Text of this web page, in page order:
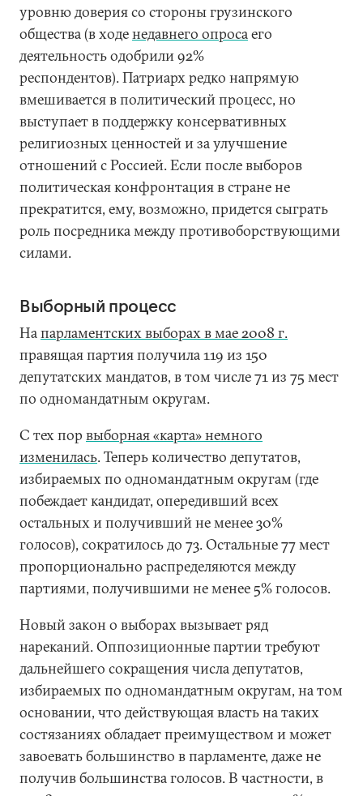
уровню доверия со стороны грузинского
общества (в ходенедавнего опросаего
деятельность одобрили 92%
респондентов). Патриарх редко напрямую
вмешивается в политический процесс, но
выступает в поддержку консервативных
религиозных ценностей и за улучшение
отношений с Россией. Если после выборов
политическая конфронтация в стране не
прекратится, ему, возможно, придется сыграть
роль посредника между противоборствующими
силами.
Выборный процесс
Напарламентских выборах в мае 2008 г.
правящая партия получила 119 из 150
депутатских мандатов, в том числе 71 из 75 мест
по одномандатным округам.
С тех пор выборная «карта» немного
изменилась. Теперь количество депутатов,
избираемых по одномандатным округам (где
побеждает кандидат, опередивший всех
остальных и получивший не менее 30%
голосов), сократилось до 73. Остальные 77 мест
пропорционально распределяются между
партиями, получившими не менее 5% голосов.
Новый закон о выборах вызывает ряд
нареканий. Оппозиционные партии требуют
дальнейшего сокращения числа депутатов,
избираемых по одномандатным округам, на том
основании, что действующая власть на таких
состязаниях обладает преимуществом и может
завоевать большинство в парламенте, даже не
получив большинства голосов. В частности, в